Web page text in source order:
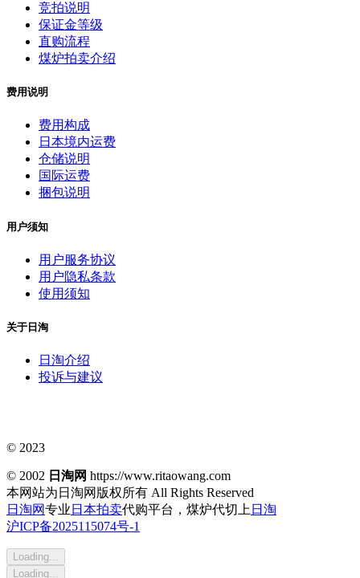
竞拍说明
保证金等级
直购流程
煤炉拍卖介绍
费用说明
费用构成
日本境内运费
仓储说明
国际运费
捆包说明
用户须知
用户服务协议
用户隐私条款
使用须知
关于日淘
日淘介绍
投诉与建议
© 2023
© 2002 日淘网 https://www.ritaowang.com
本网站为日淘网版权所有 All Rights Reserved
日淘网专业 日本拍卖代购平台，煤炉代切上 日淘
沪ICP备2025115074号-1
Loading...
Loading...